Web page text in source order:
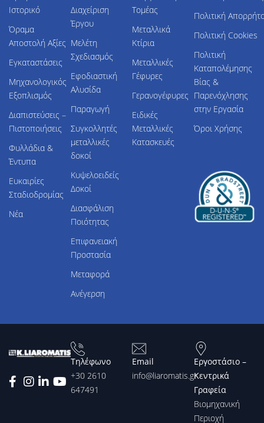
Ιστορικό
Όραμα
Αποστολή Αξίες
Εγκαταστάσεις
Μηχανολογικός
Εξοπλισμός
Διαπιστεύσεις –
Πιστοποιήσεις
Φυλλάδια &
Έντυπα
Ευκαιρίες
Σταδιοδρομίας
Νέα
Διαχείριση
Έργου
Μελέτη
Σχεδιασμός
Εφοδιαστική
Αλυσίδα
Παραγωγή
Συγκολλητές
μεταλλικές
δοκοί
Κυψελοειδείς
Δοκοί
Διασφάλιση
Ποιότητας
Επιφανειακή
Προστασία
Μεταφορά
Ανέγερση
Τομέας
Μεταλλικά
Κτίρια
Μεταλλικές
Γέφυρες
Γερανογέφυρες
Ειδικές
Μεταλλικές
Κατασκευές
Πολιτική
Πολιτική Cookies
Πολιτική
Καταπολέμησης
Βίας &
Παρενόχλησης
στην Εργασία
Όροι Χρήσης
Τηλέφωνο
+30 2610
647491
Email
info@liaromatis.gr
Εργοστάσιο –
Κεντρικά
Γραφεία
Βιομηχανική
Περιοχή